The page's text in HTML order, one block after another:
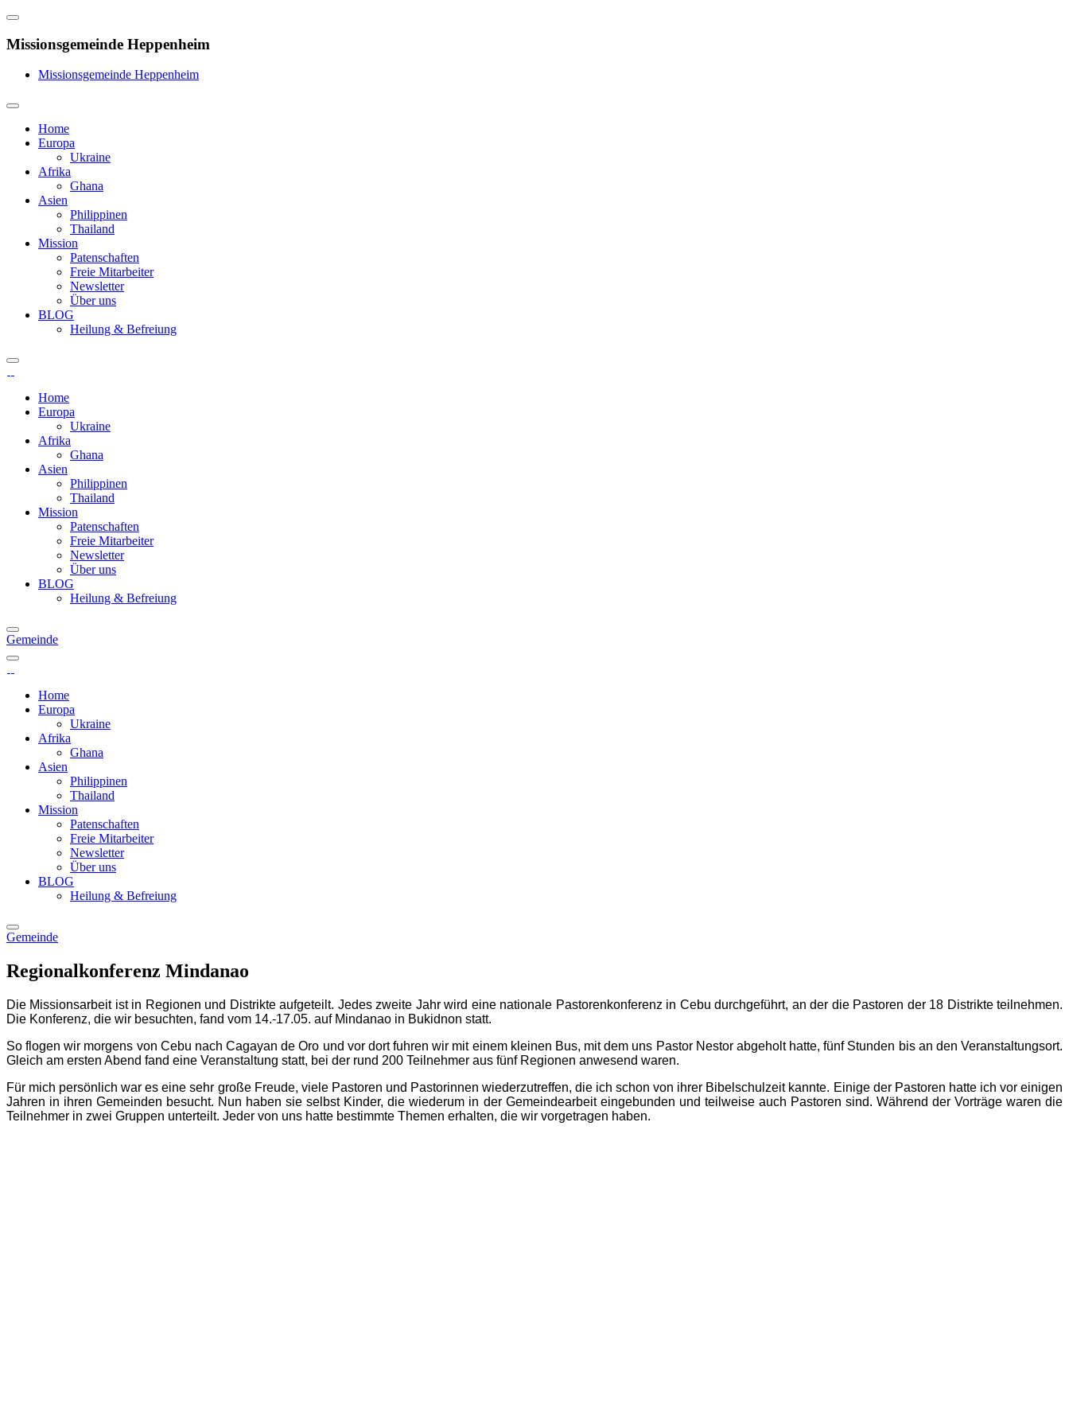
Missionsgemeinde Heppenheim
Missionsgemeinde Heppenheim
Home
Europa
Ukraine
Afrika
Ghana
Asien
Philippinen
Thailand
Mission
Patenschaften
Freie Mitarbeiter
Newsletter
Über uns
BLOG
Heilung & Befreiung
Home
Europa
Ukraine
Afrika
Ghana
Asien
Philippinen
Thailand
Mission
Patenschaften
Freie Mitarbeiter
Newsletter
Über uns
BLOG
Heilung & Befreiung
Gemeinde
Home
Europa
Ukraine
Afrika
Ghana
Asien
Philippinen
Thailand
Mission
Patenschaften
Freie Mitarbeiter
Newsletter
Über uns
BLOG
Heilung & Befreiung
Gemeinde
Regionalkonferenz Mindanao
Die Missionsarbeit ist in Regionen und Distrikte aufgeteilt. Jedes zweite Jahr wird eine nationale Pastorenkonferenz in Cebu durchgeführt, an der die Pastoren der 18 Distrikte teilnehmen.
Die Konferenz, die wir besuchten, fand vom 14.-17.05. auf Mindanao in Bukidnon statt.
So flogen wir morgens von Cebu nach Cagayan de Oro und vor dort fuhren wir mit einem kleinen Bus, mit dem uns Pastor Nestor abgeholt hatte, fünf Stunden bis an den Veranstaltungsort.
Gleich am ersten Abend fand eine Veranstaltung statt, bei der rund 200 Teilnehmer aus fünf Regionen anwesend waren.
Für mich persönlich war es eine sehr große Freude, viele Pastoren und Pastorinnen wiederzutreffen, die ich schon von ihrer Bibelschulzeit kannte. Einige der Pastoren hatte ich vor einigen
Jahren in ihren Gemeinden besucht. Nun haben sie selbst Kinder, die wiederum in der Gemeindearbeit eingebunden und teilweise auch Pastoren sind. Während der Vorträge waren die
Teilnehmer in zwei Gruppen unterteilt. Jeder von uns hatte bestimmte Themen erhalten, die wir vorgetragen haben.